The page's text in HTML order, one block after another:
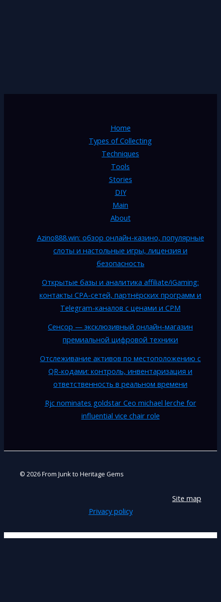
Home
Types of Collecting
Techniques
Tools
Stories
DIY
Main
About
Azino888.win: обзор онлайн-казино, популярные
слоты и настольные игры, лицензия и
безопасность
Открытые базы и аналитика affiliate/iGaming:
контакты CPA-сетей, партнёрских программ и
Telegram-каналов с ценами и CPM
Сенсор — эксклюзивный онлайн-магазин
премиальной цифровой техники
Отслеживание активов по местоположению с
QR-кодами: контроль, инвентаризация и
ответственность в реальном времени
Rjc nominates goldstar Ceo michael lerche for
influential vice chair role
© 2026 From Junk to Heritage Gems
Site map
Privacy policy